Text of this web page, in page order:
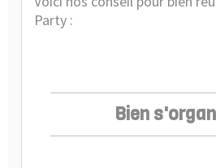
Party :
Bien